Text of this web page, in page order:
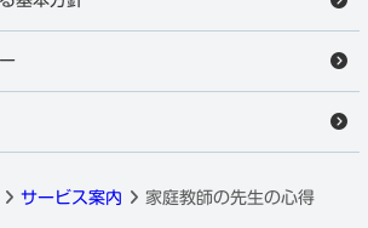
サービス案内 家庭教師の先生の心得